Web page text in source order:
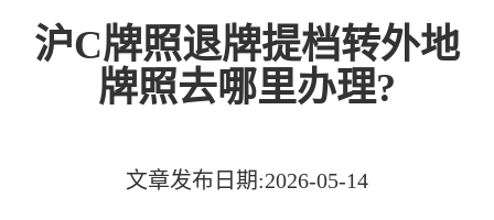
沪C牌照退牌提档转外地
牌照去哪里办理?
文章发布日期:2026-05-14